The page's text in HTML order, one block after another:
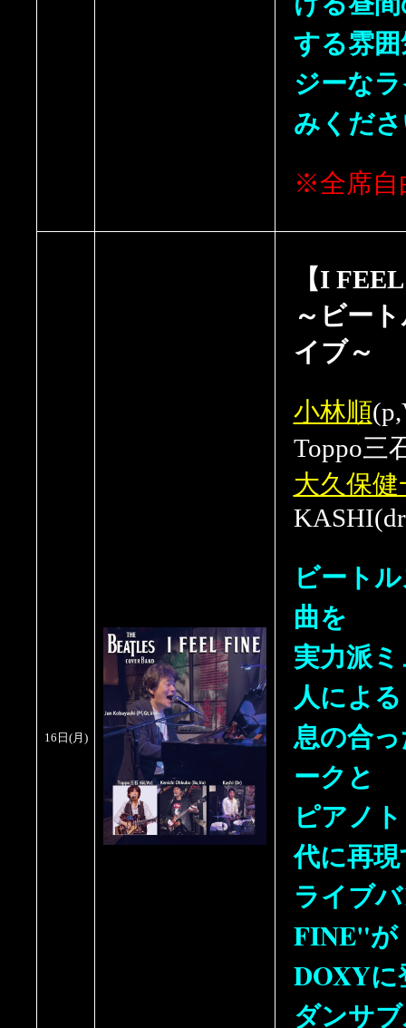
する雰
ジーな
みくだ
※全席自
16日 (月 )
【I
～ビー
イブ～
小林順
Toppo三
大久保健
ビート
曲を
実力派
人による
息の合
ークと
ピアノ
代に再
ライブ
FINE"が
DOXYに
ダンサ